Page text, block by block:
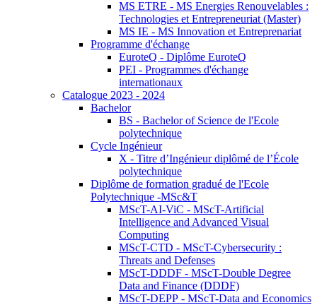
MS ETRE - MS Energies Renouvelables :
Technologies et Entrepreneuriat (Master)
MS IE - MS Innovation et Entreprenariat
Programme d'échange
EuroteQ - Diplôme EuroteQ
PEI - Programmes d'échange
internationaux
Catalogue 2023 - 2024
Bachelor
BS - Bachelor of Science de l'Ecole
polytechnique
Cycle Ingénieur
X - Titre d’Ingénieur diplômé de l’École
polytechnique
Diplôme de formation gradué de l'Ecole
Polytechnique -MSc&T
MScT-AI-ViC - MScT-Artificial
Intelligence and Advanced Visual
Computing
MScT-CTD - MScT-Cybersecurity :
Threats and Defenses
MScT-DDDF - MScT-Double Degree
Data and Finance (DDDF)
MScT-DEPP - MScT-Data and Economics